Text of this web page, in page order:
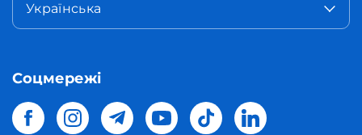
Українська
Соцмережі